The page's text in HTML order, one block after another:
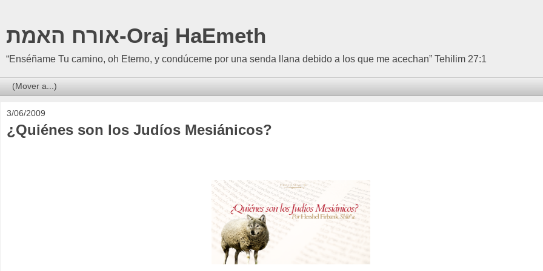
אורח האמת-Oraj HaEmeth
“Enséñame Tu camino, oh Eterno, y condúceme por una senda llana debido a los que me acechan” Tehilim 27:1
3/06/2009
¿Quiénes son los Judíos Mesiánicos?